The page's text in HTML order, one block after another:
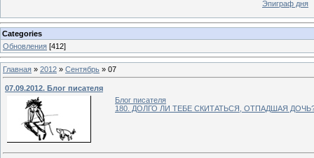
Эпиграф дня
Categories
Обновления [412]
Главная » 2012 » Сентябрь » 07
07.09.2012. Блог писателя
Блог писателя
180. ДОЛГО ЛИ ТЕБЕ СКИТАТЬСЯ, ОТПАДШАЯ